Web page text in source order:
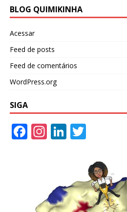
BLOG QUIMIKINHA
Acessar
Feed de posts
Feed de comentários
WordPress.org
SIGA
F In
a
Li
e
dI
itt
er